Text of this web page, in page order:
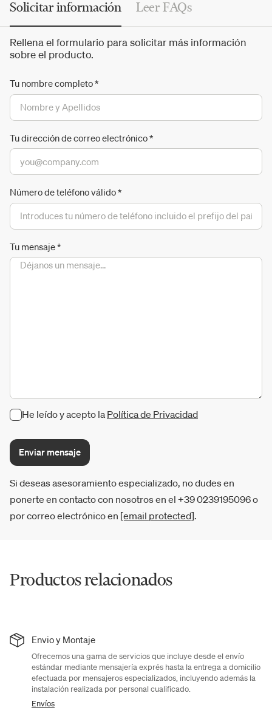
internacionales, como Kengo Kuma, Yabu Pushelbe,
Maarten Baas, Campana Brothers, deFORM, Maurizio
Galante, Eva Jiřičná, Petra Krausová, y muchos otros.
Solicitar información Leer FAQs
Rellena el formulario para solicitar más información
sobre el producto.
Tu nombre completo*
Tu dirección de correo electrónico*
Número de teléfono válido*
Tu mensaje*
He leído y acepto la Política de Privacidad
Enviar mensaje
Si deseas asesoramiento especializado, no dudes en
ponerte en contacto con nosotros en el +39 0239195096 o
por correo electrónico en [email protected].
Productos relacionados
Envio y Montaje
Ofrecemos una gama de servicios que incluye desde el envío
estándar mediante mensajería exprés hasta la entrega a domicilio
efectuada por mensajeros especializados, incluyendo además la
instalación realizada por personal cualificado.
Envíos